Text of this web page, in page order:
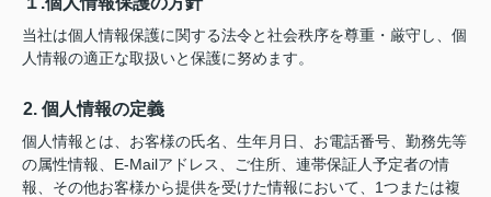
当社は個人情報保護に関する法令と社会秩序を尊重・厳守し、個
人情報の適正な取扱いと保護に努めます。
2. 個人情報の定義
個人情報とは、お客様の氏名、生年月日、お電話番号、勤務先等
の属性情報、E-Mailアドレス、ご住所、連帯保証人予定者の情
報、その他お客様から提供を受けた情報において、1つまたは複